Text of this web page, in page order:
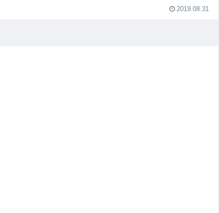
2019.08.31